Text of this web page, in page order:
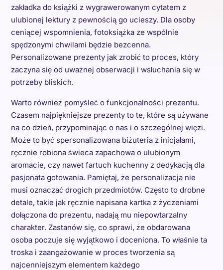
zakładka do książki z wygrawerowanym cytatem z
ulubionej lektury z pewnością go ucieszy. Dla osoby
ceniącej wspomnienia, fotoksiążka ze wspólnie
spędzonymi chwilami będzie bezcenna.
Personalizowane prezenty jak zrobić to proces, który
zaczyna się od uważnej obserwacji i wsłuchania się w
potrzeby bliskich.
Warto również pomyśleć o funkcjonalności prezentu.
Czasem najpiękniejsze prezenty to te, które są używane
na co dzień, przypominając o nas i o szczególnej więzi.
Może to być spersonalizowana biżuteria z inicjałami,
ręcznie robiona świeca zapachowa o ulubionym
aromacie, czy nawet fartuch kuchenny z dedykacją dla
pasjonata gotowania. Pamiętaj, że personalizacja nie
musi oznaczać drogich przedmiotów. Często to drobne
detale, takie jak ręcznie napisana kartka z życzeniami
dołączona do prezentu, nadają mu niepowtarzalny
charakter. Zastanów się, co sprawi, że obdarowana
osoba poczuje się wyjątkowo i doceniona. To właśnie ta
troska i zaangażowanie w proces tworzenia są
najcenniejszym elementem każdego